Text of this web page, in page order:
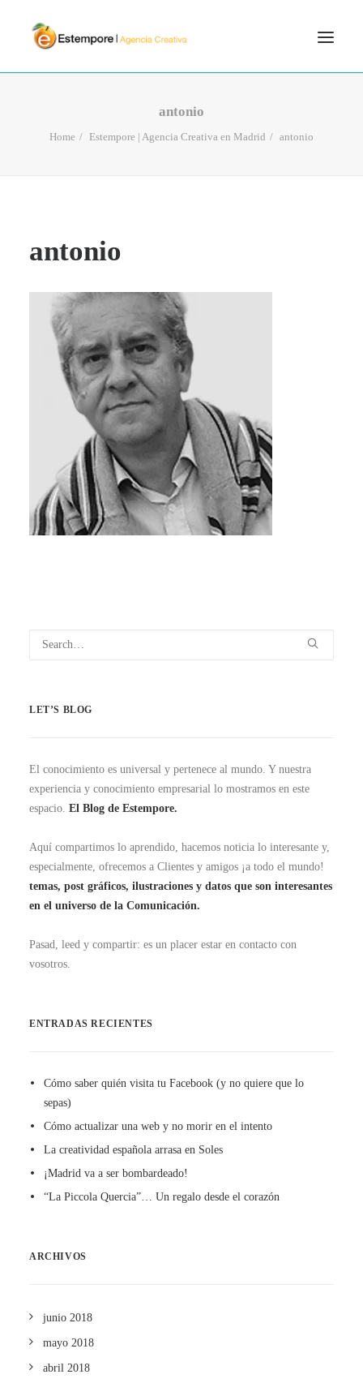
BLOG
antonio
Home Estempore | Agencia Creativa en Madrid antonio
antonio
LET’S BLOG
El conocimiento es universal y pertenece al mundo. Y nuestra
experiencia y conocimiento empresarial lo mostramos en este
espacio. El Blog de Estempore.
Aquí compartimos lo aprendido, hacemos noticia lo interesante y,
especialmente, ofrecemos a Clientes y amigos ¡a todo el mundo!
temas, post gráficos, ilustraciones y datos que son interesantes
en el universo de la Comunicación.
Pasad, leed y compartir: es un placer estar en contacto con
vosotros.
ENTRADAS RECIENTES
Cómo saber quién visita tu Facebook (y no quiere que lo
sepas)
Cómo actualizar una web y no morir en el intento
La creatividad española arrasa en Soles
¡Madrid va a ser bombardeado!
“La Piccola Quercia”… Un regalo desde el corazón
ARCHIVOS
junio 2018
mayo 2018
abril 2018